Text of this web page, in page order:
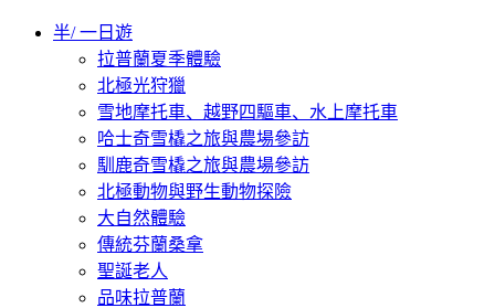
半/ 一日遊
拉普蘭夏季體驗
北極光狩獵
雪地摩托車、越野四驅車、水上摩托車
哈士奇雪橇之旅與農場參訪
馴鹿奇雪橇之旅與農場參訪
北極動物與野生動物探險
大自然體驗
傳統芬蘭桑拿
聖誕老人
品味拉普蘭